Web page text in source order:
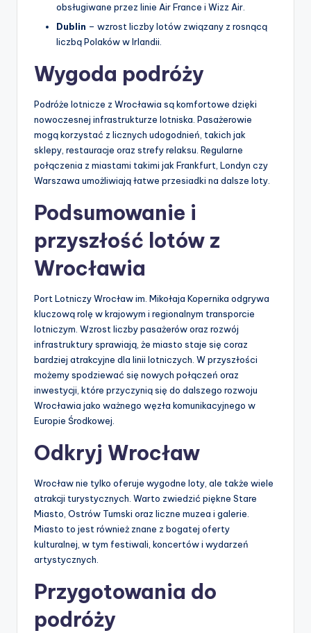
obsługiwane przez linie Air France i Wizz Air.
Dublin – wzrost liczby lotów związany z rosnącą
liczbą Polaków w Irlandii.
Wygoda podróży
Podróże lotnicze z Wrocławia są komfortowe dzięki
nowoczesnej infrastrukturze lotniska. Pasażerowie
mogą korzystać z licznych udogodnień, takich jak
sklepy, restauracje oraz strefy relaksu. Regularne
połączenia z miastami takimi jak Frankfurt, Londyn czy
Warszawa umożliwiają łatwe przesiadki na dalsze loty.
Podsumowanie i
przyszłość lotów z
Wrocławia
Port Lotniczy Wrocław im. Mikołaja Kopernika odgrywa
kluczową rolę w krajowym i regionalnym transporcie
lotniczym. Wzrost liczby pasażerów oraz rozwój
infrastruktury sprawiają, że miasto staje się coraz
bardziej atrakcyjne dla linii lotniczych. W przyszłości
możemy spodziewać się nowych połączeń oraz
inwestycji, które przyczynią się do dalszego rozwoju
Wrocławia jako ważnego węzła komunikacyjnego w
Europie Środkowej.
Odkryj Wrocław
Wrocław nie tylko oferuje wygodne loty, ale także wiele
atrakcji turystycznych. Warto zwiedzić piękne Stare
Miasto, Ostrów Tumski oraz liczne muzea i galerie.
Miasto to jest również znane z bogatej oferty
kulturalnej, w tym festiwali, koncertów i wydarzeń
artystycznych.
Przygotowania do
podróży